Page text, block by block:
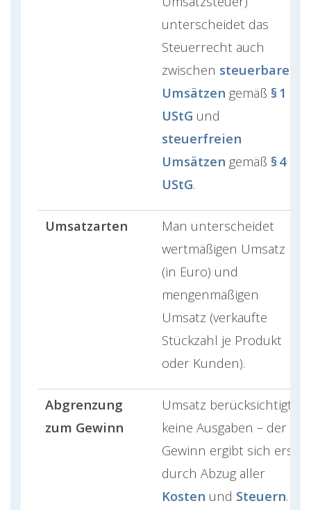
unterscheidet das
Steuerrecht auch
zwischen steuerbaren
Umsätzen gemäß § 1
UStG und
steuerfreien
Umsätzen gemäß § 4
UStG.
Umsatzarten
Man unterscheidet
wertmäßigen Umsatz
(in Euro) und
mengenmäßigen
Umsatz (verkaufte
Stückzahl je Produkt
oder Kunden).
Abgrenzung
zum Gewinn
Umsatz berücksichtigt
keine Ausgaben – der
Gewinn ergibt sich erst
durch Abzug aller
Kosten und Steuern.